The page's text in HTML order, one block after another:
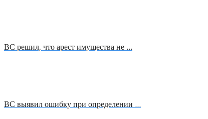
ВС решил, что арест имущества не …
ВС выявил ошибку при определении …